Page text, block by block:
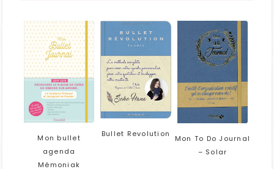
Mon bullet
agenda
Mémoniak
Bullet Revolution
Mon To Do Journal
– Solar